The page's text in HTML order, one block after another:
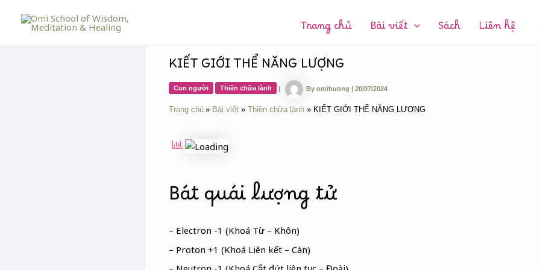
Trang chủ Bài viết Sách Liên hệ
KIẾT GIỚI THỂ NĂNG LƯỢNG
Con người Thiền chữa lành | By omihuong | 20/07/2024
Trang chủ Bài viết Thiền chữa lành KIẾT GIỚI THỂ NĂNG LƯỢNG
Bát quái lượng tử
– Electron -1 (Khoá Từ – Khôn)
– Proton +1 (Khoá Liên kết – Càn)